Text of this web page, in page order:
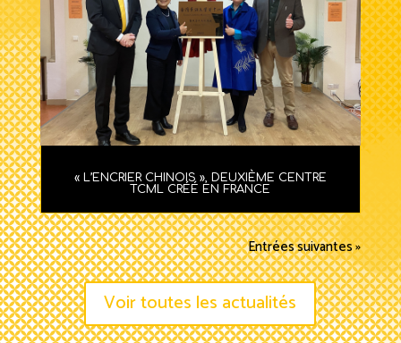
« L’ENCRIER CHINOIS », DEUXIÈME CENTRE
TCML CRÉÉ EN FRANCE
Entrées suivantes »
Voir toutes les actualités